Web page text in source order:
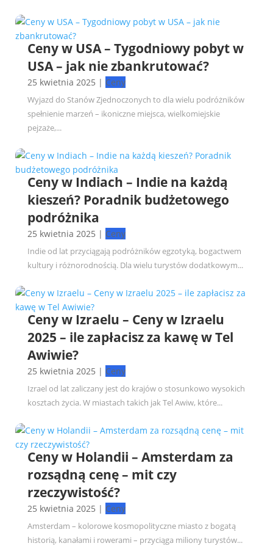
Ceny w USA – Tygodniowy pobyt w
USA – jak nie zbankrutować?
25 kwietnia 2025 | Ceny
Wyjazd do Stanów Zjednoczonych to dla wielu podróżników
spełnienie marzeń – ikoniczne miejsca, wielkomiejskie
pejzaże,...
Ceny w Indiach – Indie na każdą
kieszeń? Poradnik budżetowego
podróżnika
25 kwietnia 2025 | Ceny
Indie od lat przyciągają podróżników egzotyką, bogactwem
kultury i różnorodnością. Dla wielu turystów dodatkowym...
Ceny w Izraelu – Ceny w Izraelu
2025 – ile zapłacisz za kawę w Tel
Awiwie?
25 kwietnia 2025 | Ceny
Izrael od lat zaliczany jest do krajów o stosunkowo wysokich
kosztach życia. W miastach takich jak Tel Awiw, które...
Ceny w Holandii – Amsterdam za
rozsądną cenę – mit czy
rzeczywistość?
25 kwietnia 2025 | Ceny
Amsterdam – kolorowe kosmopolityczne miasto z bogatą
historią, kanałami i rowerami – przyciąga miliony turystów...